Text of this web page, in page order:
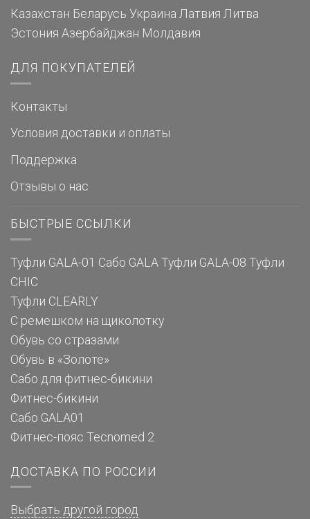
Казахстан Беларусь Украина Латвия Литва
Эстония Азербайджан Молдавия
ДЛЯ ПОКУПАТЕЛЕЙ
Контакты
Условия доставки и оплаты
Поддержка
Отзывы о нас
БЫСТРЫЕ ССЫЛКИ
Туфли GALA-01 Сабо GALA Туфли GALA-08 Туфли
CHIC
Туфли CLEARLY
С ремешком на щиколотку
Обувь со стразами
Обувь в «Золоте»
Сабо для фитнес-бикини
Фитнес-бикини
Сабо GALA01
Фитнес-пояс Tecnomed 2
ДОСТАВКА ПО РОССИИ
Выбрать другой город